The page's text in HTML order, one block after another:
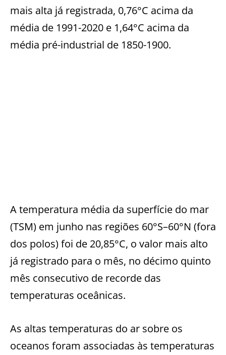
mais alta já registrada, 0,76°C acima da
média de 1991-2020 e 1,64°C acima da
média pré-industrial de 1850-1900.
A temperatura média da superfície do mar
(TSM) em junho nas regiões 60°S–60°N (fora
dos polos) foi de 20,85°C, o valor mais alto
já registrado para o mês, no décimo quinto
mês consecutivo de recorde das
temperaturas oceânicas.
As altas temperaturas do ar sobre os
oceanos foram associadas às temperaturas